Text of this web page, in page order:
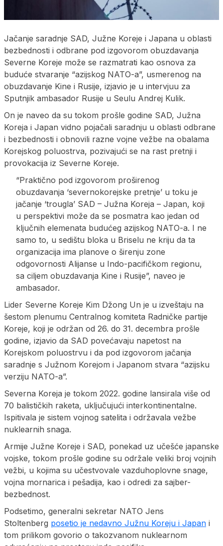
Jačanje saradnje SAD, Južne Koreje i Japana u oblasti
bezbednosti i odbrane pod izgovorom obuzdavanja
Severne Koreje može se razmatrati kao osnova za
buduće stvaranje “azijskog NATO-a”, usmerenog na
obuzdavanje Kine i Rusije, izjavio je u intervjuu za
Sputnjik ambasador Rusije u Seulu Andrej Kulik.
On je naveo da su tokom prošle godine SAD, Južna
Koreja i Japan vidno pojačali saradnju u oblasti odbrane
i bezbednosti i obnovili razne vojne vežbe na obalama
Korejskog poluostrva, pozivajući se na rast pretnji i
provokacija iz Severne Koreje.
“Praktično pod izgovorom proširenog
obuzdavanja ‘severnokorejske pretnje’ u toku je
jačanje ‘trougla’ SAD – Južna Koreja – Japan, koji
u perspektivi može da se posmatra kao jedan od
ključnih elemenata budućeg azijskog NATO-a. I ne
samo to, u sedištu bloka u Briselu ne kriju da ta
organizacija ima planove o širenju zone
odgovornosti Alijanse u Indo-pacifičkom regionu,
sa ciljem obuzdavanja Kine i Rusije”, naveo je
ambasador.
Lider Severne Koreje Kim Džong Un je u izveštaju na
šestom plenumu Centralnog komiteta Radničke partije
Koreje, koji je održan od 26. do 31. decembra prošle
godine, izjavio da SAD povećavaju napetost na
Korejskom poluostrvu i da pod izgovorom jačanja
saradnje s Južnom Korejom i Japanom stvara “azijsku
verziju NATO-a”.
Severna Koreja je tokom 2022. godine lansirala više od
70 balističkih raketa, uključujući interkontinentalne.
Ispitivala je sistem vojnog satelita i održavala vežbe
nuklearnih snaga.
Armije Južne Koreje i SAD, ponekad uz učešće japanske
vojske, tokom prošle godine su održale veliki broj vojnih
vežbi, u kojima su učestvovale vazduhoplovne snage,
vojna mornarica i pešadija, kao i odredi za sajber-
bezbednost.
Podsetimo, generalni sekretar NATO Jens
Stoltenberg posetio je nedavno Južnu Koreju i Japan i
tom prilikom govorio o takozvanom nuklearnom